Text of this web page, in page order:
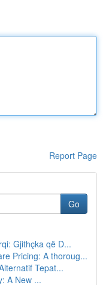
Report Page
Go
Gjithçka që D...
Pricing: A thoroug...
Tepat...
A New ...